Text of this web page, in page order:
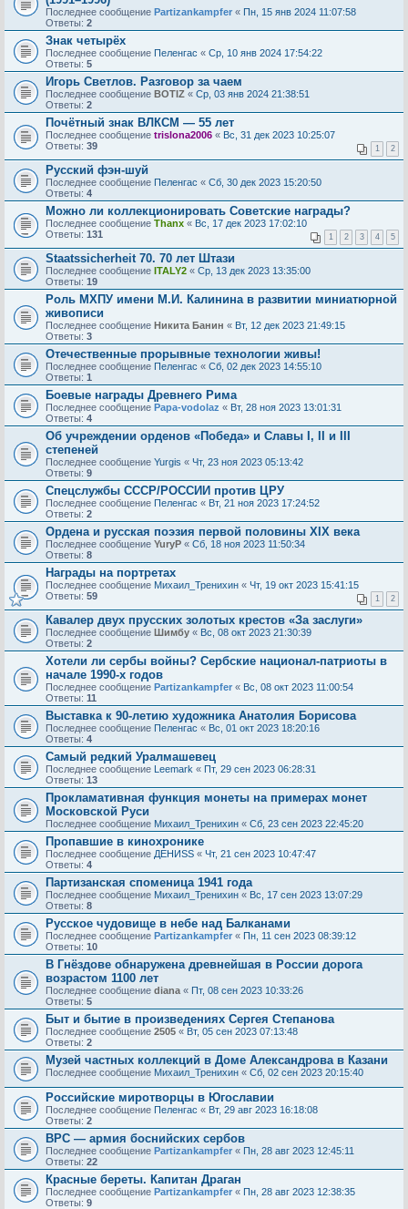
Последнее сообщение Partizankampfer « Пн, 15 янв 2024 11:07:58
Ответы: 2
Знак четырёх
Последнее сообщение Пеленгас « Ср, 10 янв 2024 17:54:22
Ответы: 5
Игорь Светлов. Разговор за чаем
Последнее сообщение BOTIZ « Ср, 03 янв 2024 21:38:51
Ответы: 2
Почётный знак ВЛКСМ — 55 лет
Последнее сообщение trislona2006 « Вс, 31 дек 2023 10:25:07
Ответы: 39 1 2
Русский фэн-шуй
Последнее сообщение Пеленгас « Сб, 30 дек 2023 15:20:50
Ответы: 4
Можно ли коллекционировать Советские награды?
Последнее сообщение Thanx « Вс, 17 дек 2023 17:02:10
Ответы: 131 1 2 3 4 5
Staatssicherheit 70. 70 лет Штази
Последнее сообщение ITALY2 « Ср, 13 дек 2023 13:35:00
Ответы: 19
Роль МХПУ имени М.И. Калинина в развитии миниатюрной
живописи
Последнее сообщение Никита Банин « Вт, 12 дек 2023 21:49:15
Ответы: 3
Отечественные прорывные технологии живы!
Последнее сообщение Пеленгас « Сб, 02 дек 2023 14:55:10
Ответы: 1
Боевые награды Древнего Рима
Последнее сообщение Papa-vodolaz « Вт, 28 ноя 2023 13:01:31
Ответы: 4
Об учреждении орденов «Победа» и Славы I, II и III
степеней
Последнее сообщение Yurgis « Чт, 23 ноя 2023 05:13:42
Ответы: 9
Спецслужбы СССР/РОССИИ против ЦРУ
Последнее сообщение Пеленгас « Вт, 21 ноя 2023 17:24:52
Ответы: 2
Ордена и русская поэзия первой половины XIX века
Последнее сообщение YuryP « Сб, 18 ноя 2023 11:50:34
Ответы: 8
Награды на портретах
Последнее сообщение Михаил_Тренихин « Чт, 19 окт 2023 15:41:15
Ответы: 59 1 2
Кавалер двух прусских золотых крестов «За заслуги»
Последнее сообщение Шимбу « Вс, 08 окт 2023 21:30:39
Ответы: 2
Хотели ли сербы войны? Сербские национал-патриоты в
начале 1990-х годов
Последнее сообщение Partizankampfer « Вс, 08 окт 2023 11:00:54
Ответы: 11
Выставка к 90-летию художника Анатолия Борисова
Последнее сообщение Пеленгас « Вс, 01 окт 2023 18:20:16
Ответы: 4
Самый редкий Уралмашевец
Последнее сообщение Leemark « Пт, 29 сен 2023 06:28:31
Ответы: 13
Прокламативная функция монеты на примерах монет
Московской Руси
Последнее сообщение Михаил_Тренихин « Сб, 23 сен 2023 22:45:20
Пропавшие в кинохронике
Последнее сообщение ДЕНИSS « Чт, 21 сен 2023 10:47:47
Ответы: 4
Партизанская споменица 1941 года
Последнее сообщение Михаил_Тренихин « Вс, 17 сен 2023 13:07:29
Ответы: 8
Русское чудовище в небе над Балканами
Последнее сообщение Partizankampfer « Пн, 11 сен 2023 08:39:12
Ответы: 10
В Гнёздове обнаружена древнейшая в России дорога
возрастом 1100 лет
Последнее сообщение diana « Пт, 08 сен 2023 10:33:26
Ответы: 5
Быт и бытие в произведениях Сергея Степанова
Последнее сообщение 2505 « Вт, 05 сен 2023 07:13:48
Ответы: 2
Музей частных коллекций в Доме Александрова в Казани
Последнее сообщение Михаил_Тренихин « Сб, 02 сен 2023 20:15:40
Российские миротворцы в Югославии
Последнее сообщение Пеленгас « Вт, 29 авг 2023 16:18:08
Ответы: 2
ВРС — армия боснийских сербов
Последнее сообщение Partizankampfer « Пн, 28 авг 2023 12:45:11
Ответы: 22
Красные береты. Капитан Драган
Последнее сообщение Partizankampfer « Пн, 28 авг 2023 12:38:35
Ответы: 9